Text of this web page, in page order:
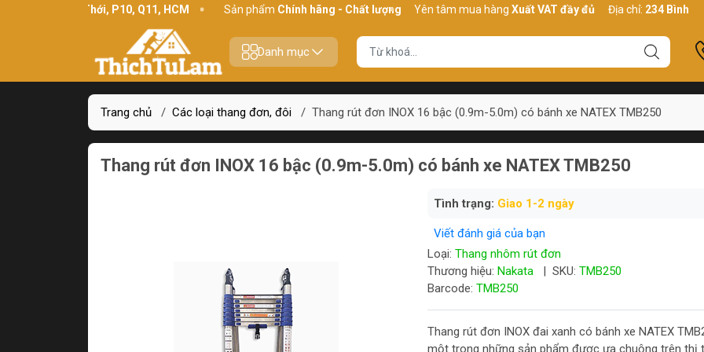
Bình Thới, P10, Q11, HCM Sản phẩmChính hãng - Chất lượng Yên tâm mua hàngXuất VAT đầy đủ Địa chỉ: 234 Bình Thới,
Danh mục
Trang chủ / Các loại thang đơn, đôi / Thang rút đơn INOX 16 bậc (0.9m-5.0m) có bánh xe NATEX TMB250
Thang rút đơn INOX 16 bậc (0.9m-5.0m) có bánh xe NATEX TMB250
Tình trạng: Giao 1-2 ngày
Viết đánh giá của bạn
Loại: Thang nhôm rút đơn
Thương hiệu: Nakata | SKU: TMB250
Barcode: TMB250
Thang rút đơn INOX đai xanh có bánh xe NATEX
một trong những sản phẩm được ưa chuộng trên thị